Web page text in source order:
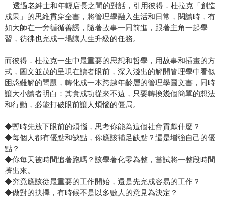
透過老紳士和年輕店長之間的對話，引用彼得．杜拉克「創造
成果」的思維貫穿全書，將管理學融入生活和日常，閱讀時，有
如大師在一旁循循善誘，隨著故事一同前進，跟著主角一起學
習，彷彿也完成一場讓人生升級的任務。
而彼得．杜拉克一生中最重要的思想和哲學，用故事和插畫的方
式，圖文並茂的呈現在讀者眼前，深入淺出的解開管理學中看似
困惑難解的問題，轉化成一本跨越年齡層的管理學圖文書，同時
讓大小讀者明白：其實成功從來不遠，只要轉換幾個簡單的想法
和行動，必能打破眼前讓人煩惱的僵局。
◆暫時先放下眼前的煩惱，思考你能為這個社會貢獻什麼？
◆每個人都有優點和缺點，你應該補足缺點？還是增強自己的優
點？
◆你每天被時間追著跑嗎？該學著化零為整，嘗試將一整段時間
擠出來。
◆究竟應該從最重要的工作開始，還是先完成容易的工作？
◆做對的抉擇，有時候不是以多數人的意見為決定？